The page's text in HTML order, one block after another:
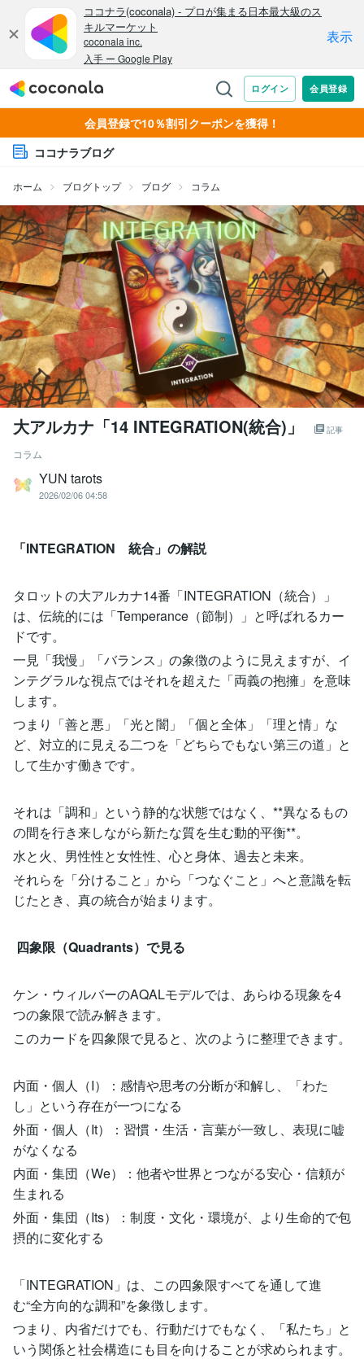
会員登録で10％割引クーポンを獲得！
ココナラブログ
ホーム ブログトップ ブログ コラム
大アルカナ「14 INTEGRATION(統合)」 記事
コラム
YUN tarots
2026/02/06 04:58
「INTEGRATION 統合」の解説
タロットの大アルカナ14番「INTEGRATION（統合）」
は、伝統的には「Temperance（節制）」と呼ばれるカー
ドです。
一見「我慢」「バランス」の象徴のように見えますが、イ
ンテグラルな視点ではそれを超えた「両義の抱擁」を意味
します。
つまり「善と悪」「光と闇」「個と全体」「理と情」な
ど、対立的に見える二つを「どちらでもない第三の道」と
して生かす働きです。
それは「調和」という静的な状態ではなく、**異なるもの
の間を行き来しながら新たな質を生む動的平衡**。
水と火、男性性と女性性、心と身体、過去と未来。
それらを「分けること」から「つなぐこと」へと意識を転
じたとき、真の統合が始まります。
四象限（Quadrants）で見る
ケン・ウィルバーのAQALモデルでは、あらゆる現象を4
つの象限で読み解きます。
このカードを四象限で見ると、次のように整理できます。
内面・個人（I）：感情や思考の分断が和解し、「わた
し」という存在が一つになる
外面・個人（It）：習慣・生活・言葉が一致し、表現に嘘
がなくなる
内面・集団（We）：他者や世界とつながる安心・信頼が
生まれる
外面・集団（Its）：制度・文化・環境が、より生命的で包
摂的に変化する
「INTEGRATION」は、この四象限すべてを通して進
む“全方向的な調和”を象徴します。
つまり、内省だけでも、行動だけでもなく、「私たち」と
いう関係と社会構造にも目を向けることが求められます。